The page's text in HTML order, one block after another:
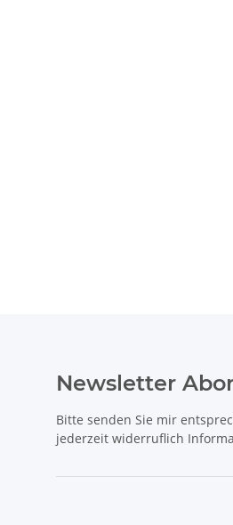
Newsletter
Bitte senden Sie mir
jederzeit widerruflich